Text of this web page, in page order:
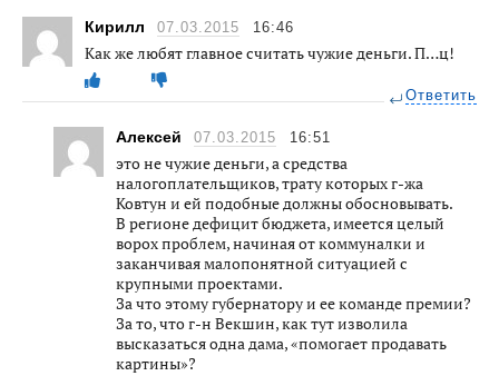
Кирилл 07.03.2015 16:46
Как же любят главное считать чужие деньги. П…ц!
Ответить
Алексей 07.03.2015 16:51
это не чужие деньги, а средства
налогоплательщиков, трату которых г-жа
Ковтун и ей подобные должны обосновывать.
В регионе дефицит бюджета, имеется целый
ворох проблем, начиная от коммуналки и
заканчивая малопонятной ситуацией с
крупными проектами.
За что этому губернатору и ее команде премии?
За то, что г-н Векшин, как тут изволила
высказаться одна дама, «помогает продавать
картины»?